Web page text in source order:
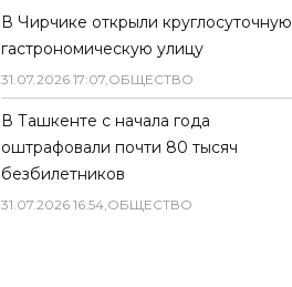
В Чирчике открыли круглосуточную
гастрономическую улицу
31.07.2026 17:07,ОБЩЕСТВО
В Ташкенте с начала года
оштрафовали почти 80 тысяч
безбилетников
31.07.2026 16:54,ОБЩЕСТВО